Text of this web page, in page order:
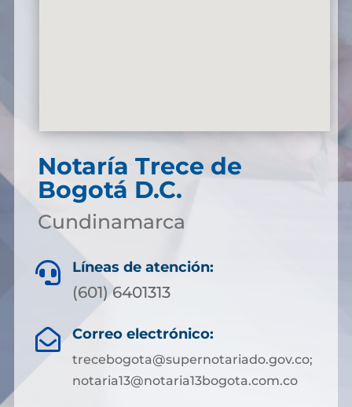
Notaría Trece de
Bogotá D.C.
Cundinamarca
 Líneas de atención:
(601) 6401313
 Correo electrónico:
trecebogota@supernotariado.gov.co;
notaria13@notaria13bogota.com.co